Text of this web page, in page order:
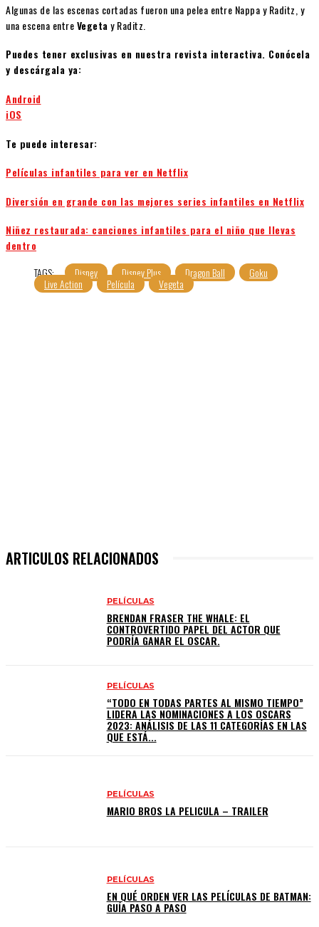
Algunas de las escenas cortadas fueron una pelea entre Nappa y Raditz, y
una escena entreVegetay Raditz.
Puedes tener exclusivas en nuestra revista interactiva. Conócela
y descárgala ya:
Android
iOS
Te puede interesar:
Películas infantiles para ver en Netflix
Diversión en grande con las mejores series infantiles en Netflix
Niñez restaurada: canciones infantiles para el niño que llevas
dentro
TAGS:
Disney Disney Plus Dragon Ball Goku
Live Action Película Vegeta
ARTICULOS RELACIONADOS
PELÍCULAS
BRENDAN FRASER THE WHALE: EL
CONTROVERTIDO PAPEL DEL ACTOR QUE
PODRÍA GANAR EL OSCAR.
PELÍCULAS
“TODO EN TODAS PARTES AL MISMO TIEMPO”
LIDERA LAS NOMINACIONES A LOS OSCARS
2023: ANÁLISIS DE LAS 11 CATEGORÍAS EN LAS
QUE ESTÁ...
PELÍCULAS
MARIO BROS LA PELICULA – TRAILER
PELÍCULAS
EN QUÉ ORDEN VER LAS PELÍCULAS DE BATMAN:
GUÍA PASO A PASO